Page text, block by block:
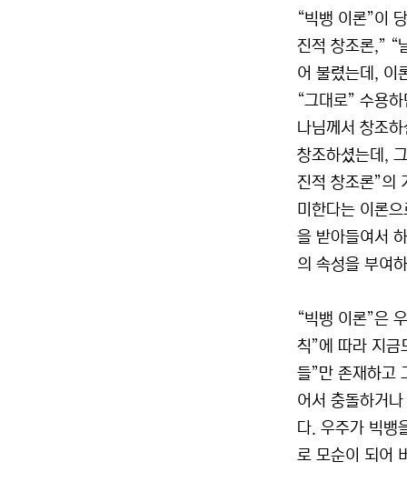
“빅뱅 이론”이
진적 창조론,”
어 불렸는데, 이
“그대로” 수용
나님께서 창조
창조하셨는데,
진적 창조론”의
미한다는 이론
을 받아들여서
의 속성을 부여
“빅뱅 이론”은
칙”에 따라 지금
들”만 존재하고
어서 충돌하거
다. 우주가 빅뱅
로 모순이 되어